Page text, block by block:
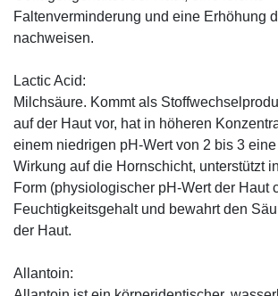
Faltenverminderung und eine Erhöhung
nachweisen.
Lactic Acid:
Milchsäure. Kommt als
auf der Haut vor, hat in höheren
einem niedrigen pH-Wert von 2 bis 3
Wirkung auf die Hornschicht, unterstützt
Form (physiologischer pH-Wert der Haut
Feuchtigkeitsgehalt und bewahrt den
der Haut.
Allantoin: